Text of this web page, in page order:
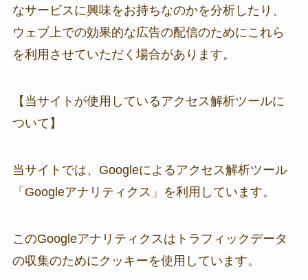
なサービスに興味をお持ちなのかを分析したり、
ウェブ上での効果的な広告の配信のためにこれら
を利用させていただく場合があります。
【当サイトが使用しているアクセス解析ツールに
ついて】
当サイトでは、Googleによるアクセス解析ツール
「Googleアナリティクス」を利用しています。
このGoogleアナリティクスはトラフィックデータ
の収集のためにクッキーを使用しています。